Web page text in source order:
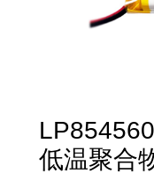
低温聚合